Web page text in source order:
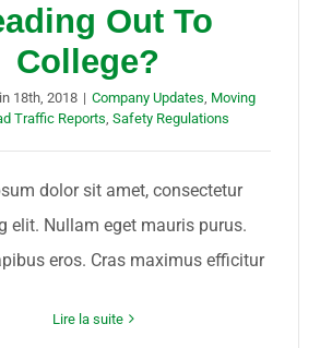
Out To
College?
18th, 2018 | Company Updates Moving
Traffic Reports Safety Regulations
dolor sit amet, consectetur
elit. Nullam eget mauris purus.
eros. Cras maximus efficitur
Lire la suite